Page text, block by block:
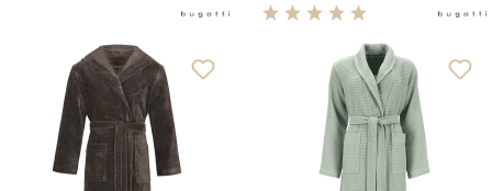
Durchschnittliche